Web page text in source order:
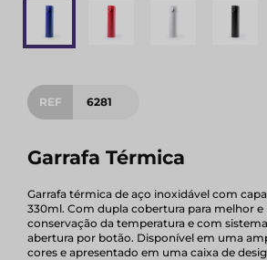
REF 6281
Garrafa Térmica
Garrafa térmica de aço inoxidável com
330ml. Com dupla cobertura para melhor
conservação da temperatura e com
abertura por botão. Disponível em uma
cores e apresentado em uma caixa de